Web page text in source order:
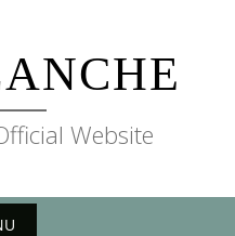
Website